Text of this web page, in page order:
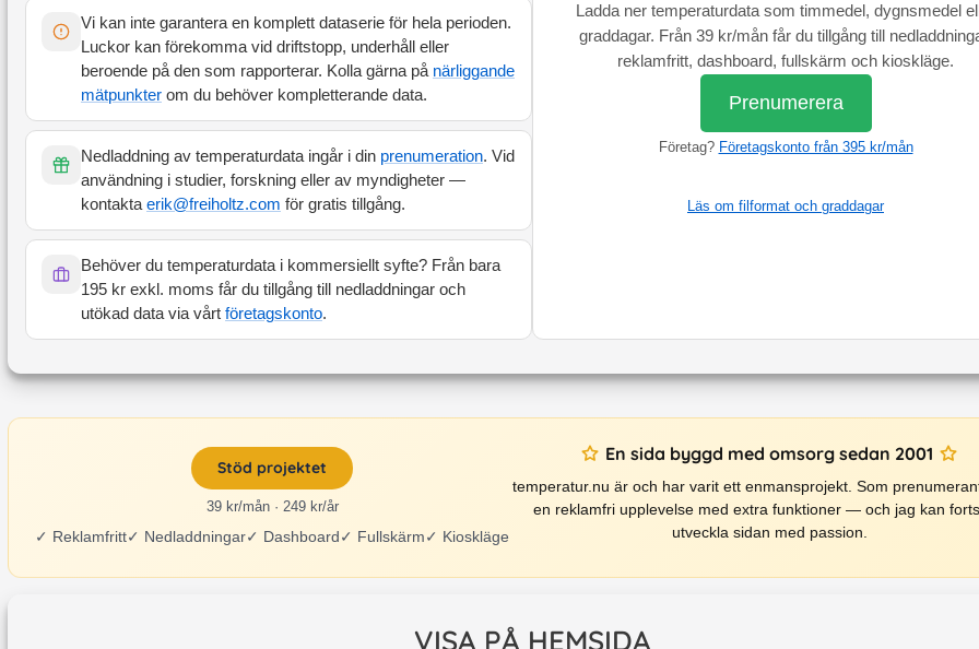
Vi kan inte garantera en komplett dataserie för hela perioden.
Luckor kan förekomma vid driftstopp, underhåll eller
beroende på den som rapporterar. Kolla gärna på närliggande
mätpunkter om du behöver kompletterande data.
Nedladdning av temperaturdata ingår i din prenumeration. Vid
användning i studier, forskning eller av myndigheter —
kontakta erik@freiholtz.com för gratis tillgång.
Behöver du temperaturdata i kommersiellt syfte? Från bara
195 kr exkl. moms får du tillgång till nedladdningar och
utökad data via vårt företagskonto.
Ladda ner temperaturdata som timmedel, dygnsmedel
graddagar. Från 39 kr/mån får du tillgång till
reklamfritt, dashboard, fullskärm och kioskläge.
Prenumerera
Företag? Företagskonto från 395 kr/mån
Läs om filformat och graddagar
Stöd projektet
39 kr/mån · 249 kr/år
✓ Reklamfritt✓ Nedladdningar✓ Dashboard✓ Fullskärm✓ Kioskläge
En sida byggd med omsorg sedan 2001
temperatur.nu är och har varit ett enmansprojekt. Som
en reklamfri upplevelse med extra funktioner — och jag kan
utveckla sidan med passion.
VISA PÅ HEMSIDA